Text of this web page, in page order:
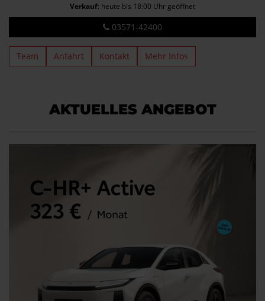
Verkauf: heute bis 18:00 Uhr geöffnet
03571-42400
Team Anfahrt Kontakt Mehr Infos
AKTUELLES ANGEBOT